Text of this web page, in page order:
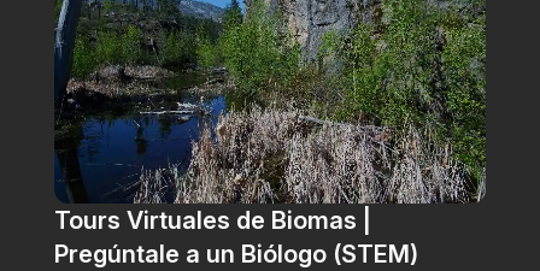
Tours Virtuales de Biomas |
Pregúntale a un Biólogo (STEM)